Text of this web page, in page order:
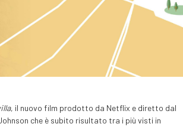
, il nuovo film prodotto da Netflix e diretto dal
che è subito risultato tra i più visti in